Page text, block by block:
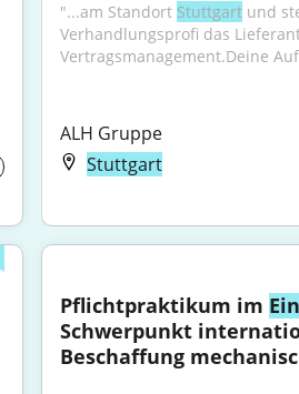
"...am Standort Stuttgart und
Verhandlungsprofi das
Vertragsmanagement.Deine
ALH Gruppe
Stuttgart
Pflichtpraktikum im
Schwerpunkt
Beschaffung